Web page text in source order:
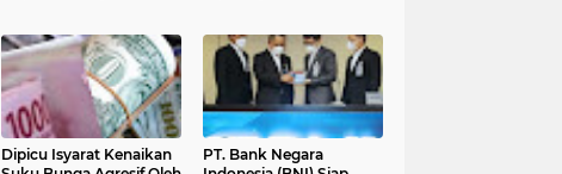
Dipicu Isyarat Kenaikan
PT. Bank Negara